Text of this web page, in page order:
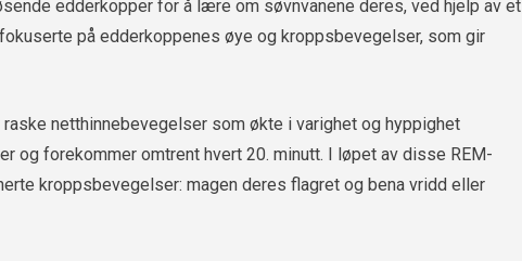
edderkopper for å lære om søvnvanene deres, ved hjelp av et
på edderkoppenes øye og kroppsbevegelser, som gir
netthinnebevegelser som økte i varighet og hyppighet
og forekommer omtrent hvert 20. minutt. I løpet av disse REM-
kroppsbevegelser: magen deres flagret og bena vridd eller